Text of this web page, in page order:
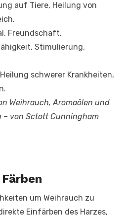
auf Tiere, Heilung von
Freundschaft.
Stimulierung,
schwerer Krankheiten,
Weihrauch, Aromaölen und
– von Sctott Cunningham
um Weihrauch zu
Einfärben des Harzes,